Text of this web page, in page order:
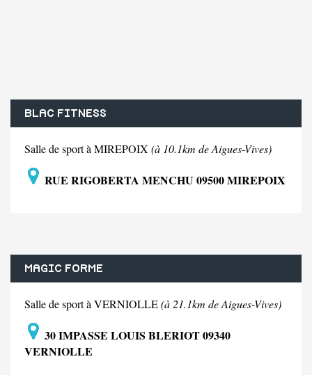
BLAC FITNESS
Salle de sport à MIREPOIX (à 10.1km de Aigues-Vives)
RUE RIGOBERTA MENCHU 09500 MIREPOIX
MAGIC FORME
Salle de sport à VERNIOLLE(à 21.1km de Aigues-Vives)
30 IMPASSE LOUIS BLERIOT 09340
VERNIOLLE